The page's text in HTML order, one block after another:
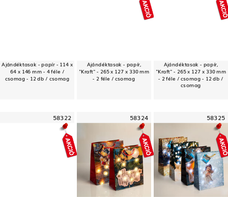
Ajándéktasak - papír - 114 x
64 x 146 mm - 4 féle /
csomag - 12 db / csomag
Ajándéktasak - papír,
"Kraft" - 265 x 127 x 330 mm
- 2 féle / csomag
Ajándéktasak - papír,
"Kraft" - 265 x 127 x 330 mm
- 2 féle / csomag - 12 db /
csomag
58322 58324 58325